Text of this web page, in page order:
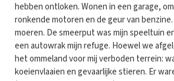
hebben ontloken. Wonen in een garage,
ronkende motoren en de geur van
moeren. De smeerput was mijn speeltuin
een autowrak mijn refuge. Hoewel we
het ommeland voor mij verboden terrein:
koeienvlaaien en gevaarlijke stieren. Er